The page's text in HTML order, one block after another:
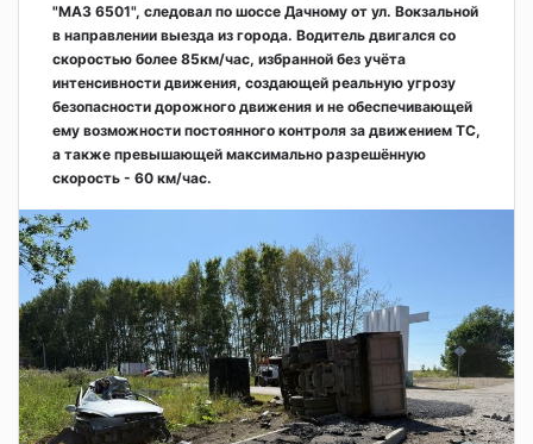
"МАЗ 6501", следовал по шоссе Дачному от ул. Вокзальной
в направлении выезда из города. Водитель двигался со
скоростью более 85км/час, избранной без учёта
интенсивности движения, создающей реальную угрозу
безопасности дорожного движения и не обеспечивающей
ему возможности постоянного контроля за движением ТС,
а также превышающей максимально разрешённую
скорость - 60 км/час.